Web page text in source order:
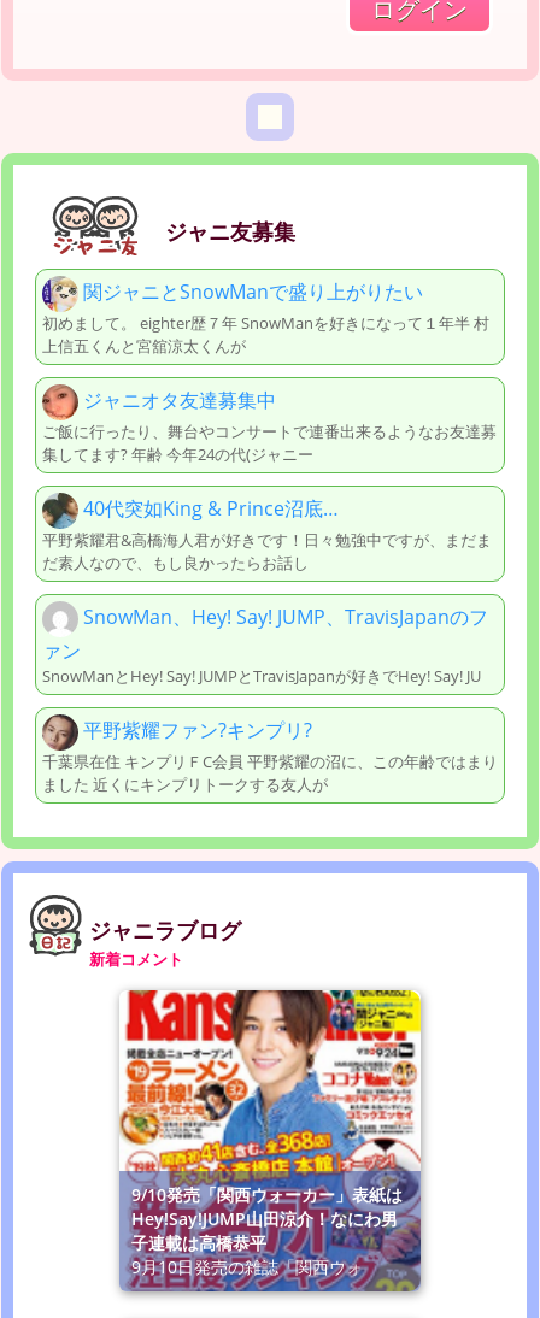
ジャニ友募集
関ジャニとSnowManで盛り上がりたい
初めまして。 eighter歴７年 SnowManを好きになって１年半 村
上信五くんと宮舘涼太くんが
ジャニオタ友達募集中
ご飯に行ったり、舞台やコンサートで連番出来るようなお友達募
集してます? 年齢 今年24の代(ジャニー
40代突如King & Prince沼底…
平野紫耀君&高橋海人君が好きです！日々勉強中ですが、まだま
だ素人なので、もし良かったらお話し
SnowMan、Hey! Say! JUMP、TravisJapanのフ
ァン
SnowManとHey! Say! JUMPとTravisJapanが好きでHey! Say! JU
平野紫耀ファン?キンプリ?
千葉県在住 キンプリＦC会員 平野紫耀の沼に、この年齢ではまり
ました 近くにキンプリトークする友人が
ジャニラブログ
新着コメント
9/10発売「関西ウォーカー」表紙は
Hey!Say!JUMP山田涼介！なにわ男
子連載は高橋恭平
9月10日発売の雑誌「関西ウォ